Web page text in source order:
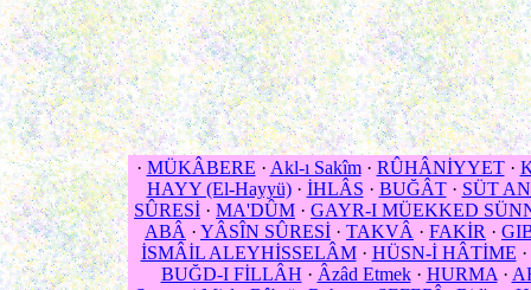
· MÜKÂBERE · Akl-ı Sakîm· RÛHÂNİYYET·
HAYY (El-Hayyü)· İHLÂS · BUĞÂT· SÜT
SÛRESİ · MA'DÛM · GAYR-I MÜEKKED
ABÂ · YÂSÎN SÛRESİ · TAKVÂ · FAKİR ·
İSMÂİL ALEYHİSSELÂM· HÜSN-İ HÂTİME ·
BUĞD-I FİLLÂH · Âzâd Etmek· HURMA ·